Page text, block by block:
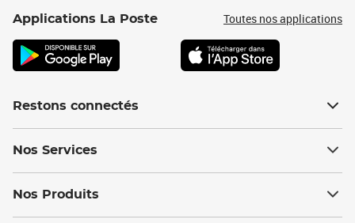
Applications La Poste Toutes nos applications
Restons connectés
Nos Services
Nos Produits